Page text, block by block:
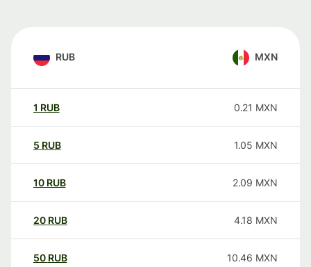
RUB MXN
1 RUB 0.21 MXN
5 RUB 1.05 MXN
10 RUB 2.09 MXN
20 RUB 4.18 MXN
50 RUB 10.46 MXN